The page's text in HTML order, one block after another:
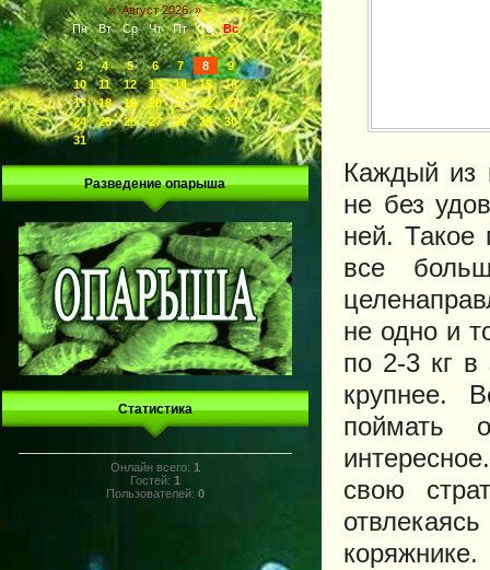
« Август 2026 »
Пн
Вт Ср Чт Пт Сб
Вс
1
2
3
4 5 6 7 8
9
10
11 12 13 14 15
16
17
18 19 20 21 22
23
24
25 26 27 28 29
30
31
Разведение опарыша
Статистика
Онлайн всего: 1
Гостей: 1
Пользователей: 0
Каждый из
не без
ней. Такое
все
не одно и
по 2-3 кг в
крупнее.
поймать
свою
коряжнике.